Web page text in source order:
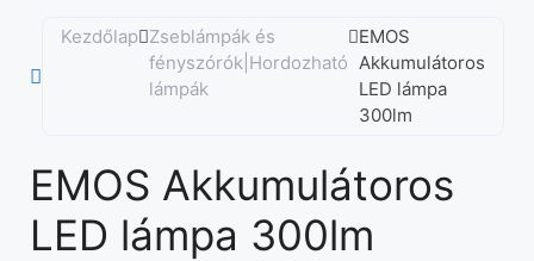
Kezdőlap Zseblámpák és
fényszórók|Hordozható
lámpák
EMOS
Akkumulátoros
LED lámpa
300lm
EMOS Akkumulátoros
LED lámpa 300lm